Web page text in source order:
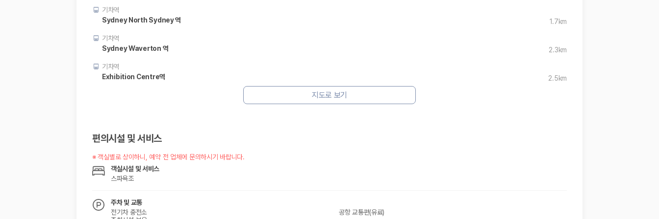
기차역
Sydney North Sydney 역
1.7km
기차역
Sydney Waverton 역
2.3km
기차역
Exhibition Centre역
2.5km
지도로 보기
편의시설 및 서비스
※객실별로 상이하니, 예약 전 업체에 문의하시기 바랍니다.
객실시설 및 서비스
스파욕조
주차 및 교통
전기차 충전소
공항 교통편(유료)